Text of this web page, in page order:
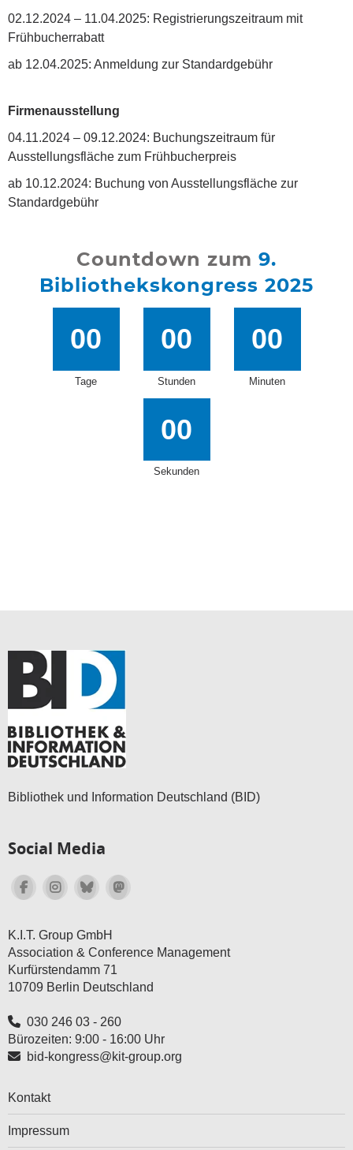
02.12.2024 – 11.04.2025: Registrierungszeitraum mit
Frühbucherrabatt
ab 12.04.2025: Anmeldung zur Standardgebühr
Firmenausstellung
04.11.2024 – 09.12.2024: Buchungszeitraum für
Ausstellungsfläche zum Frühbucherpreis
ab 10.12.2024: Buchung von Ausstellungsfläche zur
Standardgebühr
Countdown zum 9.
Bibliothekskongress 2025
00
Tage
00
Stunden
00
Minuten
00
Sekunden
Bibliothek und Information Deutschland (BID)
Social Media
K.I.T. Group GmbH
Association & Conference Management
Kurfürstendamm 71
10709 Berlin Deutschland
030 246 03 - 260
Bürozeiten: 9:00 - 16:00 Uhr
bid-kongress@kit-group.org
Kontakt
Impressum